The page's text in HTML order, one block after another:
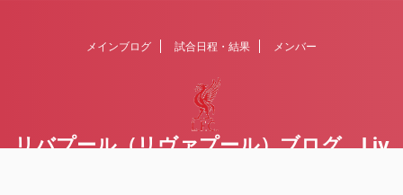
メインブログ 試合日程・結果 メンバー
リバプール（リヴァプール）ブログ Liv